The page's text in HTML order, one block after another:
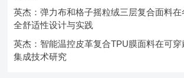
英杰：弹力布和格子摇粒绒三层复合面料
全舒适性设计与实践
英杰：智能温控皮革复合TPU膜面料在可
集成技术研究